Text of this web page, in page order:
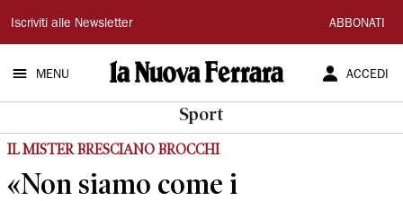
La
Nuova
Ferrara
Iscriviti alle Newsletter ABBONATI
MENU ACCEDI
Sport
IL MISTER BRESCIANO BROCCHI
«Non siamo come i